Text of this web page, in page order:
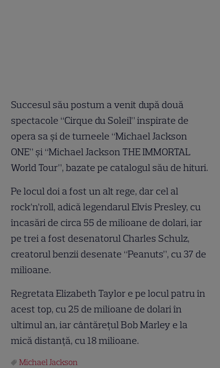
Succesul său postum a venit după două
spectacole “Cirque du Soleil” inspirate de
opera sa şi de turneele “Michael Jackson
ONE” şi “Michael Jackson THE IMMORTAL
World Tour”, bazate pe catalogul său de hituri.
Pe locul doi a fost un alt rege, dar cel al
rock’n’roll, adică legendarul Elvis Presley, cu
încasări de circa 55 de milioane de dolari, iar
pe trei a fost desenatorul Charles Schulz,
creatorul benzii desenate “Peanuts”, cu 37 de
milioane.
Regretata Elizabeth Taylor e pe locul patru în
acest top, cu 25 de milioane de dolari în
ultimul an, iar cântăreţul Bob Marley e la
mică distanţă, cu 18 milioane.
Michael Jackson